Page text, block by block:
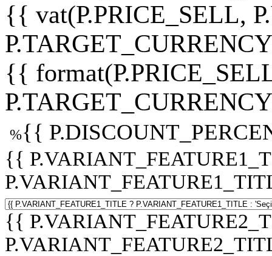
{{ vat(P.PRICE_SELL,
{{
%{{
{{
{{